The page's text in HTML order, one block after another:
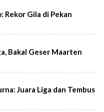
Rekor Gila di Pekan
Bakal Geser Maarten
Juara Liga dan Tembus